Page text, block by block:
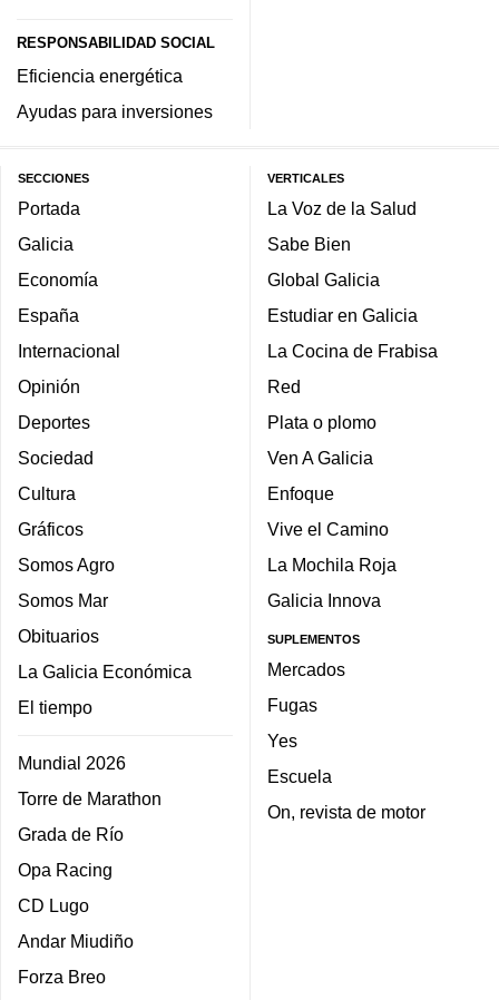
RESPONSABILIDAD SOCIAL
Eficiencia energética
Ayudas para inversiones
SECCIONES
Portada
Galicia
Economía
España
Internacional
Opinión
Deportes
Sociedad
Cultura
Gráficos
Somos Agro
Somos Mar
Obituarios
La Galicia Económica
El tiempo
Mundial 2026
Torre de Marathon
Grada de Río
Opa Racing
CD Lugo
Andar Miudiño
Forza Breo
VERTICALES
La Voz de la Salud
Sabe Bien
Global Galicia
Estudiar en Galicia
La Cocina de Frabisa
Red
Plata o plomo
Ven A Galicia
Enfoque
Vive el Camino
La Mochila Roja
Galicia Innova
SUPLEMENTOS
Mercados
Fugas
Yes
Escuela
On, revista de motor